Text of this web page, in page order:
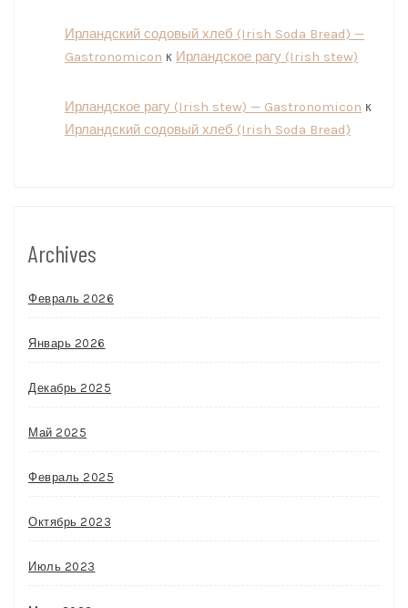
Ирландский содовый хлеб (Irish Soda Bread) —
Gastronomicon к Ирландское рагу (Irish stew)
Ирландское рагу (Irish stew) — Gastronomicon к
Ирландский содовый хлеб (Irish Soda Bread)
Archives
Февраль 2026
Январь 2026
Декабрь 2025
Май 2025
Февраль 2025
Октябрь 2023
Июль 2023